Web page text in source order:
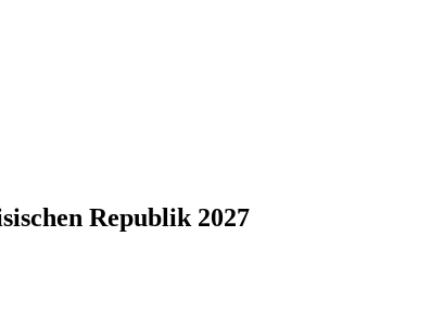
Republik 2027